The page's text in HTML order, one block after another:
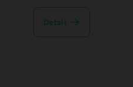
Detail